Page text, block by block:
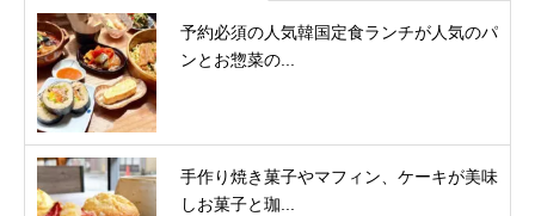
予約必須の人気韓国定食ランチが人気のパ
ンとお惣菜の...
手作り焼き菓子やマフィン、ケーキが美味
しお菓子と珈...